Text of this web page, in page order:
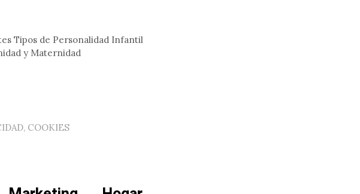
Tipos de Personalidad Infantil
y Maternidad
COOKIES